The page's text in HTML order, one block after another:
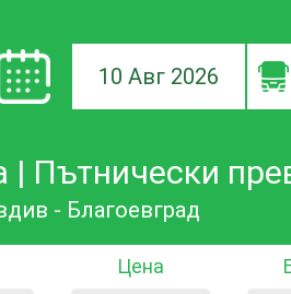
10 Авг 2026
Пътнически
- Благоевград
Цена